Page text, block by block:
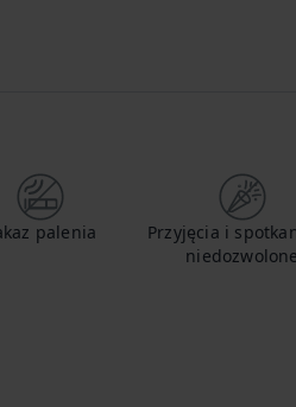
palenia
Przyjęcia i
niedozwolone